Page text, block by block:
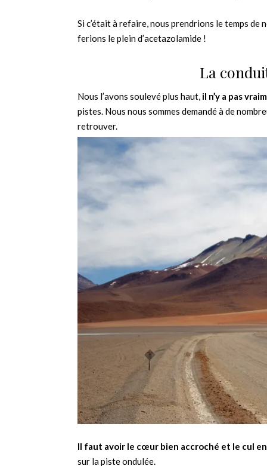
Si c’était à refaire, nous prendrions le temps de
ferions le plein d’acetazolamide !
La
Nous l’avons soulevé plus haut, il n’y a pas
pistes. Nous nous sommes demandé à de
retrouver.
Il faut avoir le cœur bien accroché et le cul
sur la piste ondulée.